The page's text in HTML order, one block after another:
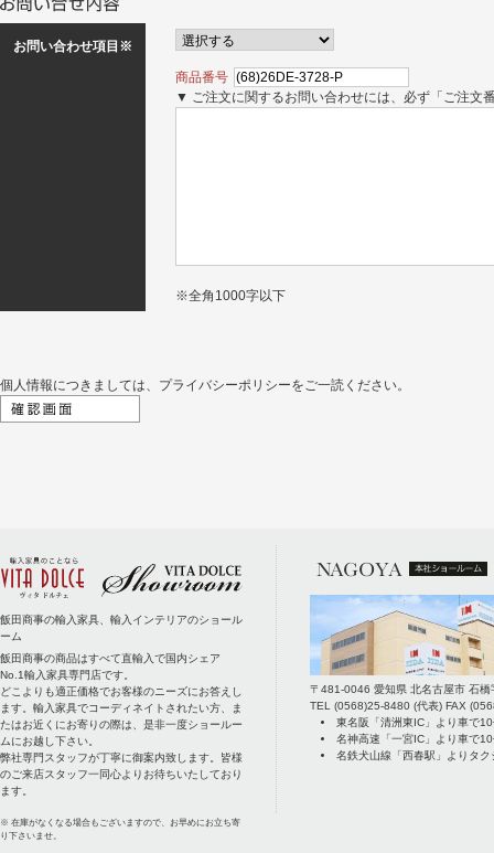
お問い合わせ項目※
商品番号
▼ ご注文に関するお問い合わせには、必ず「ご注文
※全角1000字以下
個人情報につきましては、 プライバシーポリシーをご一読ください。
飯田商事の輸入家具、輸入インテリアのショール
ーム
飯田商事の商品はすべて直輸入で国内シェア
No.1輸入家具専門店です。
どこよりも適正価格でお客様のニーズにお答えし
ます。輸入家具でコーディネイトされたい方、ま
たはお近くにお寄りの際は、是非一度ショールー
ムにお越し下さい。
弊社専門スタッフが丁寧に御案内致します。皆様
のご来店スタッフ一同心よりお待ちいたしており
ます。
※ 在庫がなくなる場合もございますので、お早めにお立ち寄
り下さいませ。
〒 481-0046 愛知県 北名古屋市 石橋
TEL (0568)25-8480 (代表) FAX
東名阪「清洲東IC」より車で
名神高速「一宮IC」より車で
名鉄犬山線「西春駅」よりタ